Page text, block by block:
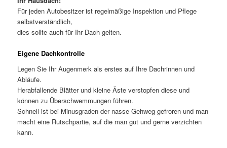
Für jeden Autobesitzer ist regelmäßige Inspektion und Pflege
selbstverständlich,
dies sollte auch für Ihr Dach gelten.
Eigene Dachkontrolle
Legen Sie Ihr Augenmerk als erstes auf Ihre Dachrinnen und
Abläufe.
Herabfallende Blätter und kleine Äste verstopfen diese und
können zu Überschwemmungen führen.
Schnell ist bei Minusgraden der nasse Gehweg gefroren und man
macht eine Rutschpartie, auf die man gut und gerne verzichten
kann.